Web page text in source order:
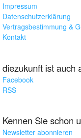
Impressum
Datenschutzerklärung
Vertragsbestimmung &
Kontakt
diezukunft ist auch
Facebook
RSS
Kennen Sie schon
Newsletter abonnieren